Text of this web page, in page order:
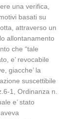
una verifica,
basati su
attraverso un
allontanamento
che “tale
e’ revocabile
giacche’ la
suscettibile
1, Ordinanza n.
e’ stato